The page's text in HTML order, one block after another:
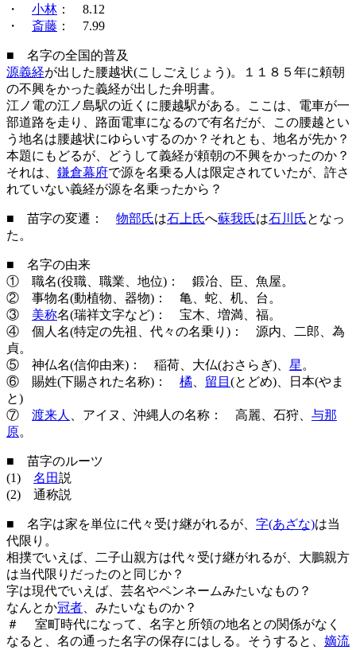
・ 小林 ： 8.12
・ 斎藤 ： 7.99
■ 名字の全国的普及
源義経が出した腰越状(こしごえじょう)。１１８５年に頼朝
の不興をかった義経が出した弁明書。
江ノ電の江ノ島駅の近くに腰越駅がある。ここは、電車が一
部道路を走り、路面電車になるので有名だが、この腰越とい
う地名は腰越状にゆらいするのか？それとも、地名が先か？
本題にもどるが、どうして義経が頼朝の不興をかったのか？
それは、 鎌倉幕府で源を名乗る人は限定されていたが、許さ
れていない義経が源を名乗ったから？
■ 苗字の変遷： 物部氏は石上氏へ蘇我氏は石川氏となっ
た。
■ 名字の由来
① 職名(役職、職業、地位)： 鍛冶、臣、魚屋。
② 事物名(動植物、器物)： 亀、蛇、机、台。
③ 美称名(瑞祥文字など)： 宝木、増満、福。
④ 個人名(特定の先祖、代々の名乗り)： 源内、二郎、為
貞。
⑤ 神仏名(信仰由来)： 稲荷、大仏(おさらぎ)、 星 。
⑥ 賜姓(下賜された名称)： 橘 留目 (とどめ)、日本(やま
と)
⑦ 渡来人 、アイヌ、沖縄人の名称： 高麗、石狩、 与那
原。
■ 苗字のルーツ
(1) 名田説
(2) 通称説
■ 名字は家を単位に代々受け継がれるが、 字(あざな)は当
代限り。
相撲でいえば、二子山親方は代々受け継がれるが、大鵬親方
は当代限りだったのと同じか？
字は現代でいえば、芸名やペンネームみたいなもの？
なんとか冠者 、みたいなものか？
＃ 室町時代になって、名字と所領の地名との関係がなく
なると、名の通った名字の保存にはしる。そうすると、 嫡流